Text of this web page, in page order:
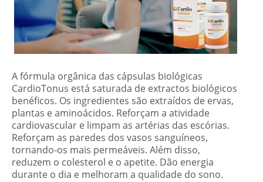
A fórmula orgânica das cápsulas biológicas
CardioTonus está saturada de extractos biológicos
benéficos. Os ingredientes são extraídos de ervas,
plantas e aminoácidos. Reforçam a atividade
cardiovascular e limpam as artérias das escórias.
Reforçam as paredes dos vasos sanguíneos,
tornando-os mais permeáveis. Além disso,
reduzem o colesterol e o apetite. Dão energia
durante o dia e melhoram a qualidade do sono.